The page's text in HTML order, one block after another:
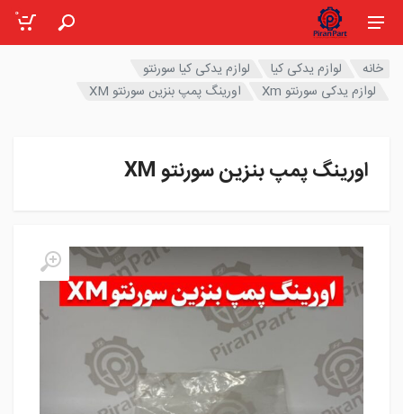
0
خانه لوازم یدکی کیا
لوازم یدکی کیا سورنتو
لوازم یدکی سورنتو Xm
اورینگ پمپ بنزین سورنتو XM
اورینگ پمپ بنزین سورنتو XM